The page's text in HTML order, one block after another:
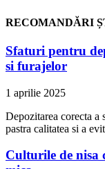
RECOMANDĂRI
Sfaturi pentru
si furajelor
1 aprilie 2025
Depozitarea corecta a
pastra calitatea si a
Culturile de nisa